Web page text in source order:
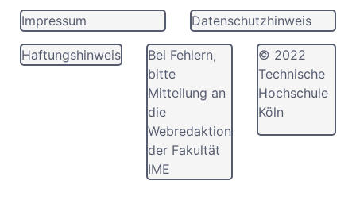
Impressum Datenschutzhinweis
Haftungshinweis
Bei Fehlern,
bitte
Mitteilung an
die
Webredaktion
der Fakultät
IME
© 2022
Technische
Hochschule
Köln